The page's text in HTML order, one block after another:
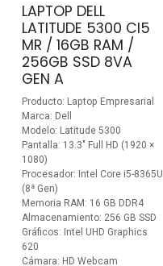
LAPTOP DELL
LATITUDE 5300 CI5
MR / 16GB RAM /
256GB SSD 8VA
GEN A
Producto: Laptop Empresarial
Marca: Dell
Modelo: Latitude 5300
Pantalla: 13.3" Full HD (1920 ×
1080)
Procesador: Intel Core i5-8365U
(8ª Gen)
Memoria RAM: 16 GB DDR4
Almacenamiento: 256 GB SSD
Gráficos: Intel UHD Graphics
620
Cámara: HD Webcam